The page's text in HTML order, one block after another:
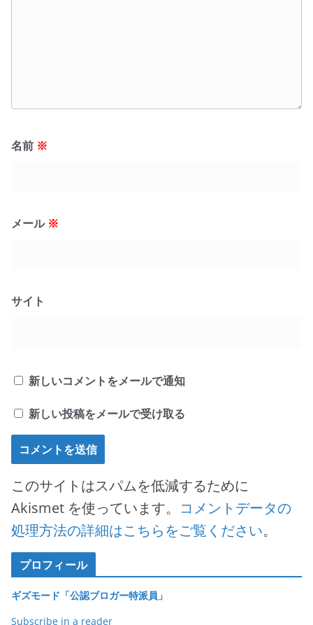
名前 ※
メール ※
サイト
新しいコメントをメールで通知
新しい投稿をメールで受け取る
このサイトはスパムを低減するために
Akismet を使っています。 コメントデータの
処理方法の詳細はこちらをご覧ください。
プロフィール
ギズモード「公認ブロガー特派員」
Subscribe in a reader